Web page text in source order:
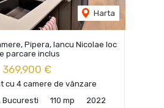
Harta
Pipera, Iancu Nicolae loc
parcare inclus
369,900 €
cu 4 camere de vânzare
Bucuresti
110 mp 2022